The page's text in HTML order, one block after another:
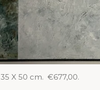
35 X 50 cm. €677,00.